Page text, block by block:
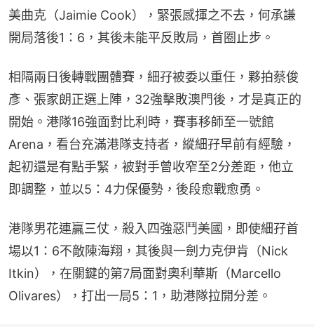
美曲克（Jaimie Cook），緊張感揮之不去，何承謙
開局落後1：6，其後未能平反敗局，首圈止步。
相隔兩日後轉戰團體賽，細孖被委以重任，夥拍蔡俊
彥、張家朗正選上陣，32強擊敗澳門後，才是真正的
開始。港隊16強面對比利時，賽事移師至一號館
Arena，看台充滿港隊支持者，縱細孖早前有經驗，
起初還是有點手緊，被對手曾收窄至2分差距，他立
即調整，並以5：4力保優勢，後段愈戰愈勇。
港隊男花連贏三仗，殺入四強惡鬥美國，即使細孖首
場以1：6不敵陳海翔，其後與一劍力克伊肯（Nick
Itkin），在關鍵的第7局面對奧利華斯（Marcello
Olivares），打出一局5：1，助港隊拉開分差。